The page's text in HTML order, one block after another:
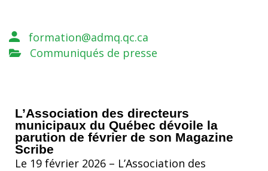
formation@admq.qc.ca
Communiqués de presse
L’Association des directeurs
municipaux du Québec dévoile la
parution de février de son Magazine
Scribe
Le 19 février 2026 – L’Association des